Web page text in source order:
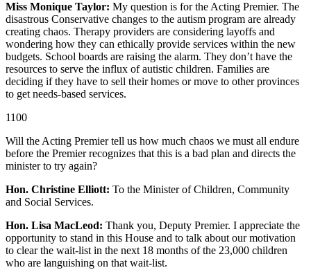
Miss Monique Taylor: My question is for the Acting Premier. The
disastrous Conservative changes to the autism program are already
creating chaos. Therapy providers are considering layoffs and
wondering how they can ethically provide services within the new
budgets. School boards are raising the alarm. They don’t have the
resources to serve the influx of autistic children. Families are
deciding if they have to sell their homes or move to other provinces
to get needs-based services.
1100
Will the Acting Premier tell us how much chaos we must all endure
before the Premier recognizes that this is a bad plan and directs the
minister to try again?
Hon. Christine Elliott: To the Minister of Children, Community
and Social Services.
Hon. Lisa MacLeod: Thank you, Deputy Premier. I appreciate the
opportunity to stand in this House and to talk about our motivation
to clear the wait-list in the next 18 months of the 23,000 children
who are languishing on that wait-list.